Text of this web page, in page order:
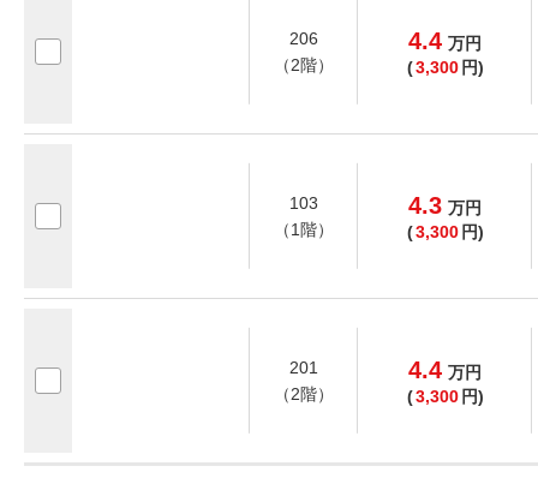
206
（2階）
4.4 万円
(3,300 円)
103
（1階）
4.3 万円
(3,300 円)
201
（2階）
4.4 万円
(3,300 円)